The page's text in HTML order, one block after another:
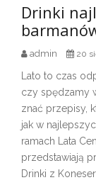
Drinki
admin 20
Lato to czas
czy spędzamy
znać przepisy,
jak w
ramach Lata
przedstawiają
Drinki z